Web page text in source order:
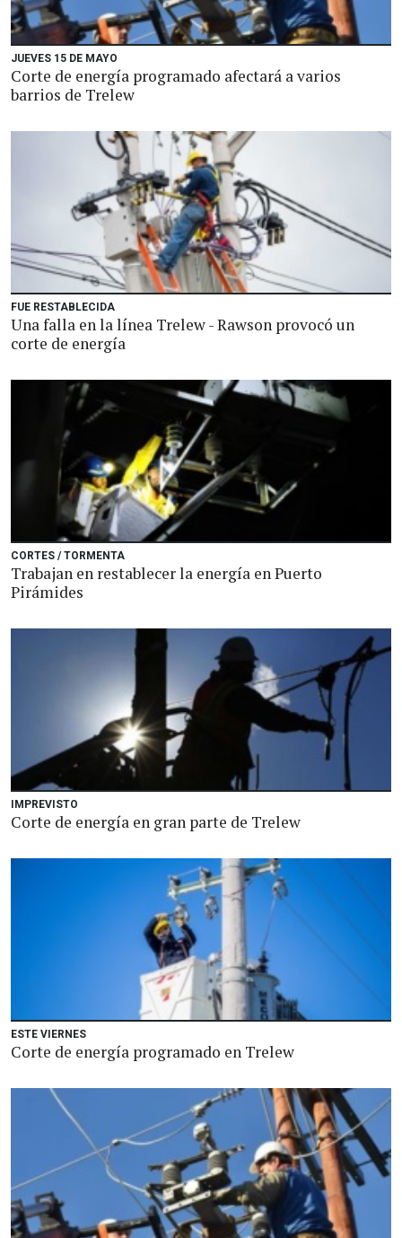
JUEVES 15 DE MAYO
Corte de energía programado afectará a varios
barrios de Trelew
FUE RESTABLECIDA
Una falla en la línea Trelew - Rawson provocó un
corte de energía
CORTES / TORMENTA
Trabajan en restablecer la energía en Puerto
Pirámides
IMPREVISTO
Corte de energía en gran parte de Trelew
ESTE VIERNES
Corte de energía programado en Trelew